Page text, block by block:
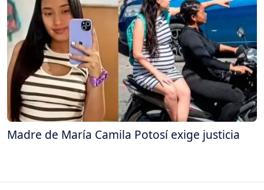
Madre de María Camila Potosí exige justicia